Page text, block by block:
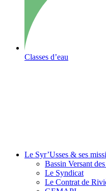
Classes d’eau
Le Syr’Usses & ses
Bassin Versant
Le Syndicat
Le Contrat de